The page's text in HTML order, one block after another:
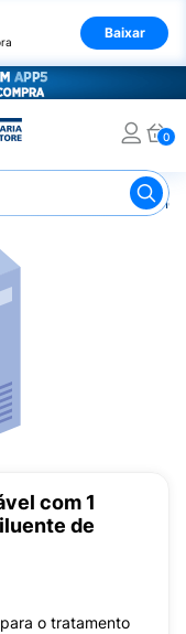
Baixar
0
com 1
de
o tratamento